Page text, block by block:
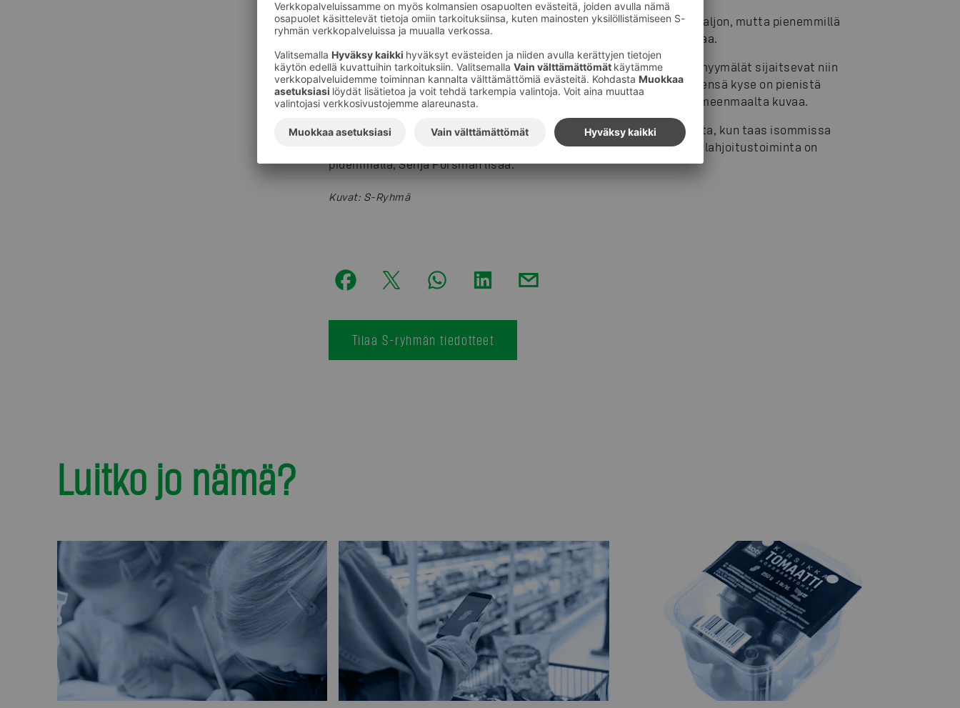
Pääkaupunkiseudulla yhteistyökumppaneita ruoan jakamiseen on paljon, mutta pienemmillä
paikkakunnilla ruoan lahjoittaminen voi olla monesta syystä hankalaa.
– Kaikilla paikkakunnilla ei ole potentiaalista kumppania tai sitten myymälät sijaitsevat niin
syrjässä, etteivät lahjoittajatahojen ole järkevää hakea ruokaa. Yleensä kyse on pienistä
myymälöistä ja lahjoitettavan ruoan määrä pieni, Niina Toivonen Hämeenmaalta kuvaa.
– Joissakin kunnissa myymälät etsivät itse aktiivisesti kumppaneita, kun taas isommissa
kaupungeissa tilanne voi olla jopa toisin päin. Isoissa kaupungeissa lahjoitustoiminta on
pidemmällä, Senja Forsman lisää.
Kuvat: S-Ryhmä
Tilaa S-ryhmän tiedotteet
Luitko jo nämä?